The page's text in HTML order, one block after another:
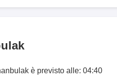
è previsto alle: 04:40